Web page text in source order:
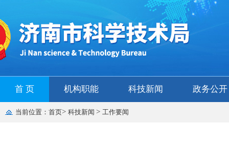
首 页 机构职能 科技新闻 政务公开
当前位置： 首页> 科技新闻 > 工作要闻